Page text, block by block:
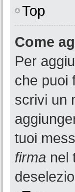
Top
Come
Per
che puoi
scrivi un
tuoi
firma nel